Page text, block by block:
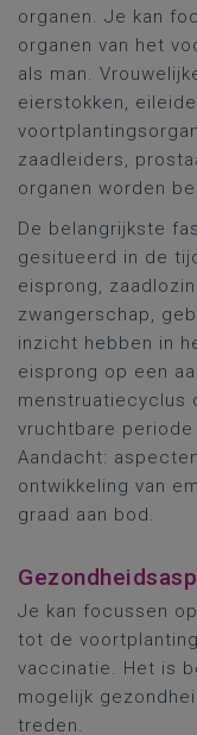
organen. Je kan
organen van het
als man.
eierstokken,
zaadleiders,
organen worden
De belangrijkste
gesitueerd in de
eisprong,
zwangerschap,
inzicht hebben in
eisprong op een
menstruatiecyclus
vruchtbare
Aandacht:
ontwikkeling van
graad aan bod.
Je kan focussen
tot de
vaccinatie. Het is
mogelijk
treden.